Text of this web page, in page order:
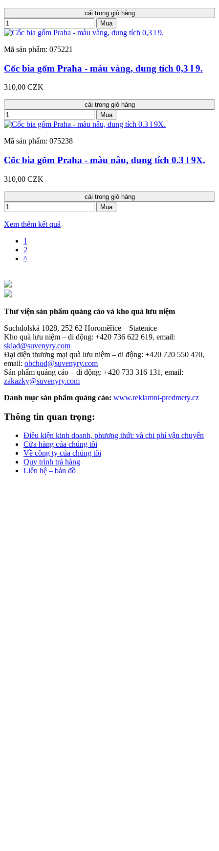
cái trong giỏ hàng
Mua
Mã sản phẩm: 075221
Cốc bia gốm Praha - màu vàng, dung tích 0,3 l 9.
310,00 CZK
cái trong giỏ hàng
Mua
Mã sản phẩm: 075238
Cốc bia gốm Praha - màu nâu, dung tích 0.3 l 9X.
310,00 CZK
cái trong giỏ hàng
Mua
Xem thêm kết quả
1
2
^
Thư viện sản phẩm quảng cáo và kho quà lưu niệm
Suchdolská 1028, 252 62 Horoměřice – Statenice
Kho quà lưu niệm – di động: +420 736 622 619, email:
sklad@suvenyry.com
Đại diện thương mại quà lưu niệm – di động: +420 720 550 470,
email: obchod@suvenyry.com
Sản phẩm quảng cáo – di động: +420 733 316 131, email:
zakazky@suvenyry.com
Danh mục sản phẩm quảng cáo: www.reklamni-predmety.cz
Thông tin quan trọng:
Điều kiện kinh doanh, phương thức và chi phí vận chuyển
Cửa hàng của chúng tôi
Về công ty của chúng tôi
Quy trình trả hàng
Liên hệ – bản đồ